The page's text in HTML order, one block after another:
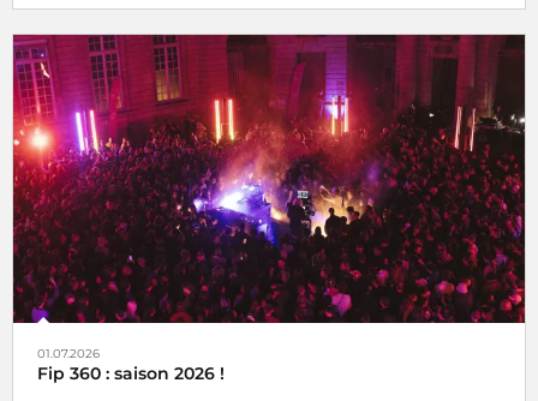
01.07.2026
Fip 360 : saison 2026 !